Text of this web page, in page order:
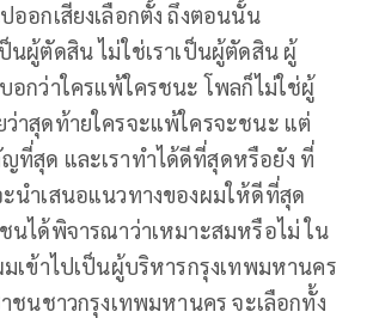
ออกเสียงเลือกตั้ง ถึงตอนนั้น
นผู้ตัดสิน ไม่ใช่เราเป็นผู้ตัดสิน ผู้
อกว่าใครแพ้ใครชนะ โพลก็ไม่ใช่ผู้
ว่าสุดท้ายใครจะแพ้ใครจะชนะ แต่
ที่สุด และเราทำได้ดีที่สุดหรือยัง ที่
นำเสนอแนวทางของผมให้ดีที่สุด
นได้พิจารณาว่าเหมาะสมหรือไม่ ใน
เข้าไปเป็นผู้บริหารกรุงเทพมหานคร
ชนชาวกรุงเทพมหานคร จะเลือกทั้ง